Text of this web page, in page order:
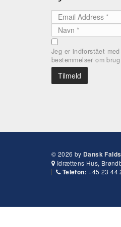
Jeg er indforstået
bestemmelser om
© 2026 by Dansk
Idrættens Hus,
Telefon: +45 23 44